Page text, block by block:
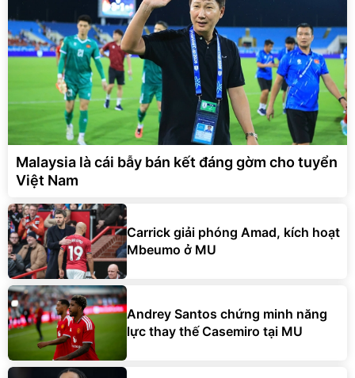
Malaysia là cái bẫy bán kết đáng gờm cho tuyển
Việt Nam
Carrick giải phóng Amad, kích hoạt
Mbeumo ở MU
Andrey Santos chứng minh năng
lực thay thế Casemiro tại MU